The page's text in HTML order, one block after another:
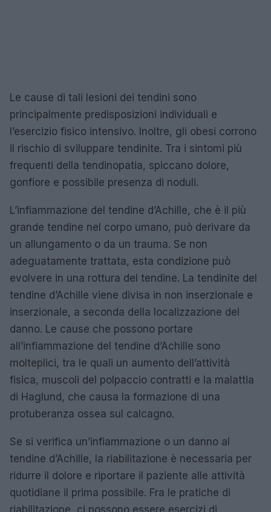
Le cause di tali lesioni dei tendini sono
principalmente predisposizioni individuali e
l’esercizio fisico intensivo. Inoltre, gli obesi corrono
il rischio di sviluppare tendinite. Tra i sintomi più
frequenti della tendinopatia, spiccano dolore,
gonfiore e possibile presenza di noduli.
L’infiammazione del tendine d’Achille, che è il più
grande tendine nel corpo umano, può derivare da
un allungamento o da un trauma. Se non
adeguatamente trattata, esta condizione può
evolvere in una rottura del tendine. La tendinite del
tendine d’Achille viene divisa in non inserzionale e
inserzionale, a seconda della localizzazione del
danno. Le cause che possono portare
all’infiammazione del tendine d’Achille sono
molteplici, tra le quali un aumento dell’attività
fisica, muscoli del polpaccio contratti e la malattia
di Haglund, che causa la formazione di una
protuberanza ossea sul calcagno.
Se si verifica un’infiammazione o un danno al
tendine d’Achille, la riabilitazione è necessaria per
ridurre il dolore e riportare il paziente alle attività
quotidiane il prima possibile. Fra le pratiche di
riabilitazione, ci possono essere esercizi di